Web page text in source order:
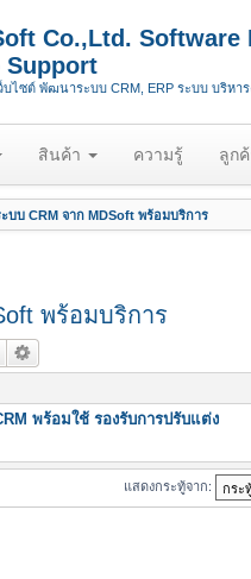
Co.,Ltd. Software
Support
บไซต์ พัฒนาระบบ CRM, ERP ระบบ บริหา
สินค้า ความรู้ ลูก
ะบบ CRM จาก MDSoft พร้อมบริการ
พร้อมบริการ
พร้อมใช้ รองรับการปรับแต่ง
แสดงกระทู้จาก: